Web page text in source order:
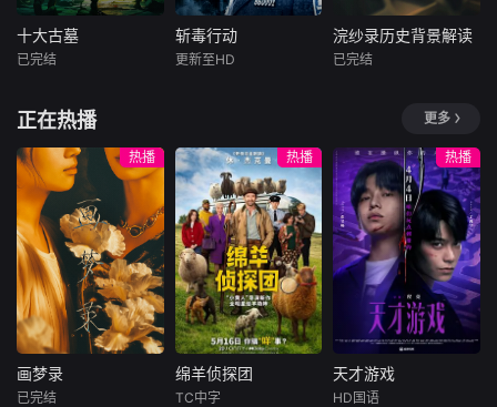
材、手艺、人情三
重维度切入，回归
山野本真与市井生
舞台，聚焦一代代
本土守味匠人。他
们恪守百年古法、
严守食材本心，对
抗工业化速成模
式；同时与时俱
进、大胆创新，在
守正与出新之间延
续老味道的生命
力。每一道名菜不
仅是地域饮食符
号，更承载着家族
分配、评价机制和
生存逻辑。内容既
保留剧情的喜剧张
虑，让观众在共鸣
与会心一笑中，看
懂制度如何影响个
人选择，并获得更
清醒、更实用的职
场判断。
十大古墓
深埋地下的古墓，
是历史封存的密
码；层层叠叠的谜
团，藏着岁月掩埋
的真相。纪录片
《十大古墓》聚焦
多座极具传奇色彩
的古代墓葬，跟随
考古队的脚步，穿
越千年时光，探寻
尘封的文明印记。
从暗藏玄机的陵寝
构造，到价值连城
的出土文物，从扑
十大古墓
已完结
斩毒行动
斩毒行动
更新至HD
浣纱录历史背景解读
本付费节目非正
片，以赘婿接业、
香云纱工艺、贡品
争夺、皇帝微服与
女性掌业五条线
索，讲解岭南丝织
业、古代赘婿制
度、服饰政治和藩
王叛乱。课程重点
呈现“三蒸九煮十八
晒”等非遗技艺，说
明香云纱为何被称
为“软黄金”，又如
何进入贡品与商业
浣纱录历史背景解读
已完结
正在热播 更多
热播
画梦录
画梦录
已完结
热播
绵羊侦探团
绵羊侦探团
TC中字
热播
天才游戏
天才游戏
HD国语